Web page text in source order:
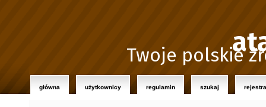
Twoje polskie
główna użytkownicy regulamin szukaj